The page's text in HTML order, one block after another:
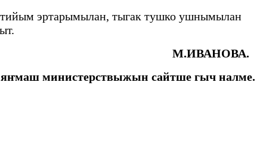
эртарымылан, тыгак тушко ушнымылан
М.ИВАНОВА.
министерствыжын сайтше гыч налме.